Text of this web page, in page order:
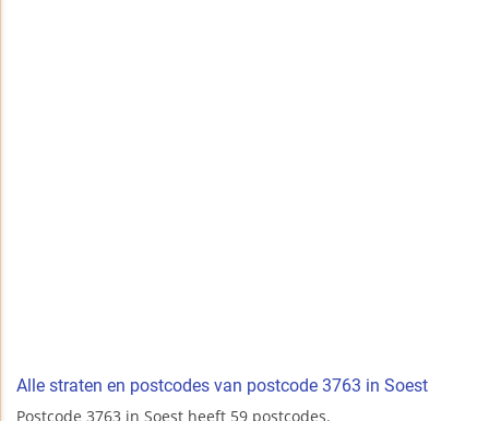
Alle straten en postcodes van postcode 3763 in Soest
Postcode 3763 in Soest heeft 59 postcodes.